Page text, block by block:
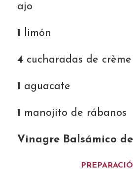
ajo
1 limón
4 cucharadas de
1 aguacate
1 manojito de rábanos
Vinagre Balsámico